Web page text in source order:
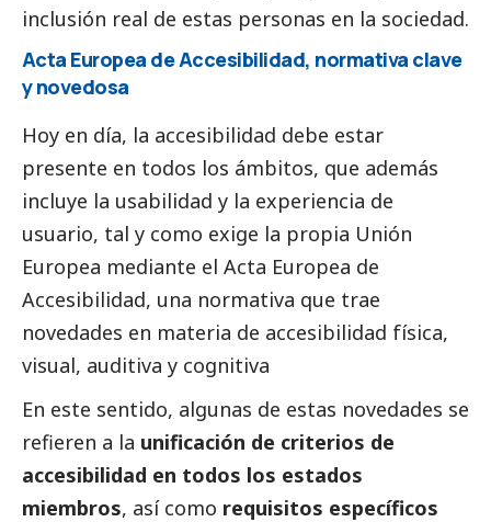
inclusión real de estas personas en la sociedad.
Acta Europea de Accesibilidad, normativa clave
y novedosa
Hoy en día, la accesibilidad debe estar
presente en todos los ámbitos, que además
incluye la usabilidad y la experiencia de
usuario, tal y como exige la propia Unión
Europea mediante el Acta Europea de
Accesibilidad, una normativa que trae
novedades en materia de accesibilidad física,
visual, auditiva y cognitiva
En este sentido, algunas de estas novedades se
refieren a la unificación de criterios de
accesibilidad en todos los estados
miembros, así como requisitos específicos